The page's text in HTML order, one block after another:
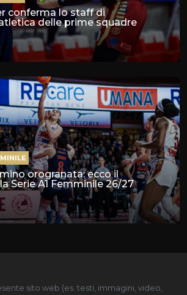
conferma lo staff di
delle prime squadre
orogranata: ecco il
Serie A1 Femminile 26/27
sito web (es. testi, immagini, video,